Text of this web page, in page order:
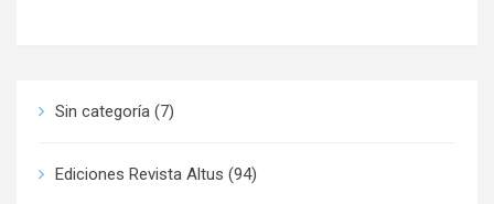
Sin categoría (7)
Ediciones Revista Altus (94)